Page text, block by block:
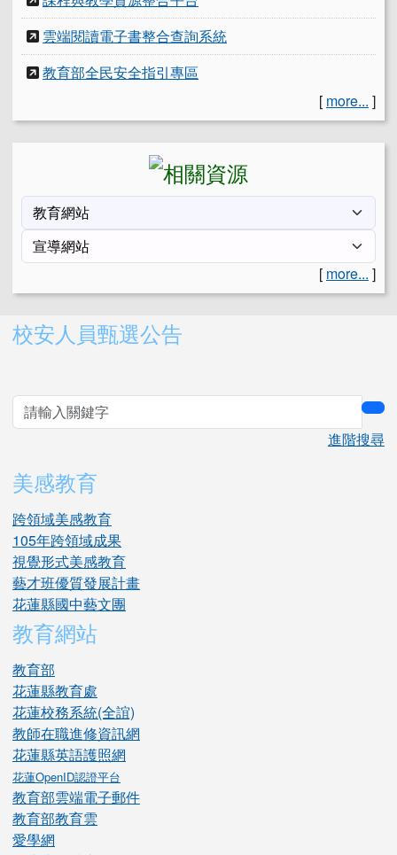
雲端閱讀電子書整合查詢系統
教育部全民安全指引專區
[ more... ]
[ more... ]
右邊區域內容
校安人員甄選公告
進階搜尋
美感教育
跨領域美感教育
105年跨領域成果
視覺形式美感教育
藝才班優質發展計畫
花蓮縣國中藝文團
教育網站
教育部
花蓮縣教育處
花蓮校務系統(全誼)
教師在職進修資訊網
花蓮縣英語護照網
花蓮OpenID認證平台
教育部雲端電子郵件
教育部教育雲
愛學網